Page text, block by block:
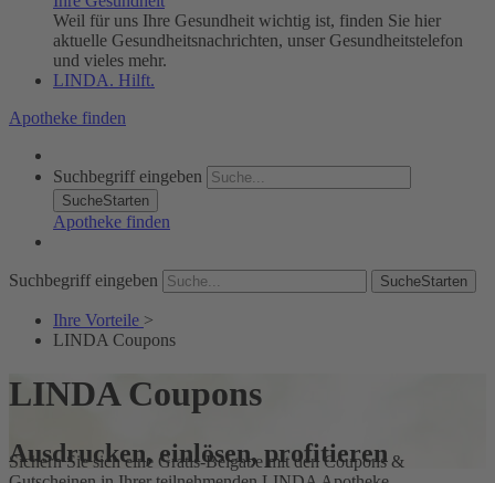
Weil für uns Ihre Gesundheit wichtig ist, finden Sie hier
aktuelle Gesundheitsnachrichten, unser Gesundheitstelefon
und vieles mehr.
LINDA. Hilft.
Apotheke finden
Suchbegriff eingeben
SucheStarten
Apotheke finden
Suchbegriff eingeben SucheStarten
Ihre Vorteile >
LINDA Coupons
LINDA Coupons
Ausdrucken, einlösen, profitieren
Sichern Sie sich eine Gratis-Beigabe mit den Coupons &